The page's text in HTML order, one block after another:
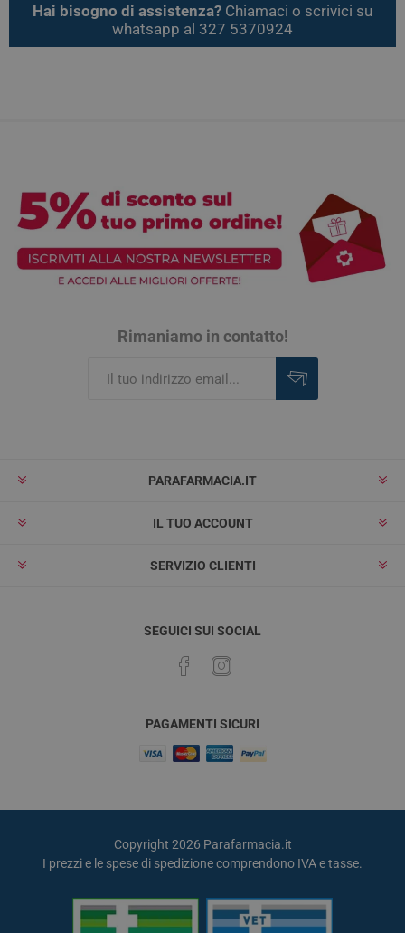
Hai bisogno di assistenza? Chiamaci o scrivici su
whatsapp al 327 5370924
Rimaniamo in contatto!
PARAFARMACIA.IT
IL TUO ACCOUNT
SERVIZIO CLIENTI
SEGUICI SUI SOCIAL
PAGAMENTI SICURI
Copyright 2026 Parafarmacia.it
I prezzi e le spese di spedizione comprendono IVA e tasse.